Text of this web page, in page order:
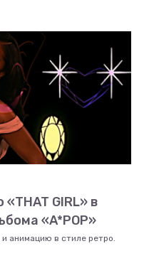
GIRL» в
«A*POP»
анимацию в стиле ретро.